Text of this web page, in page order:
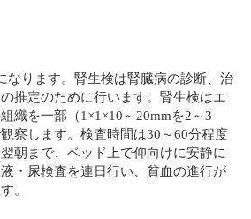
なります。腎生検は腎臓病の診断、治
推定のために行います。腎生検はエ
織を一部（1×1×10～20mmを2～3
察します。検査時間は30～60分程度
朝まで、ベッド上で仰向けに安静に
・尿検査を連日行い、貧血の進行が
。